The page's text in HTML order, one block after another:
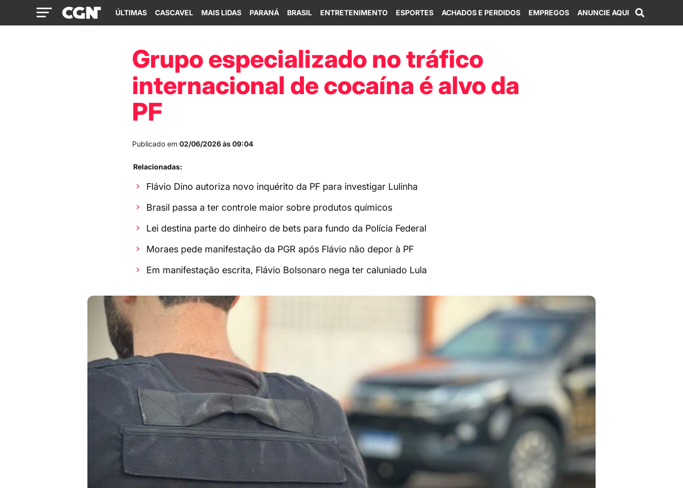
ÚLTIMAS CASCAVEL MAIS LIDAS PARANÁ BRASIL ENTRETENIMENTO ESPORTES ACHADOS E PERDIDOS EMPREGOS ANUNCIE AQUI
Grupo especializado no tráfico
internacional de cocaína é alvo da
PF
Publicado em 02/06/2026 às 09:04
Relacionadas:
Flávio Dino autoriza novo inquérito da PF para investigar Lulinha
Brasil passa a ter controle maior sobre produtos químicos
Lei destina parte do dinheiro de bets para fundo da Polícia Federal
Moraes pede manifestação da PGR após Flávio não depor à PF
Em manifestação escrita, Flávio Bolsonaro nega ter caluniado Lula